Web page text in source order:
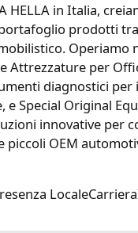
HELLA in Italia,
prodotti
Operiamo
Attrezzature per
diagnostici per
e Special Original
innovative per
piccoli OEM
Locale​Carriera​